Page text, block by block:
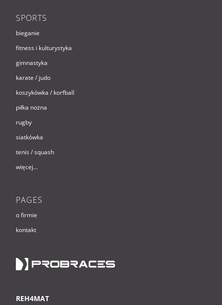
SPORTS
bieganie
fitness i kulturystyka
gimnastyka
karate / judo
koszykówka / korfball
piłka nożna
rugby
siatkówka
tenis / squash
więcej…
PAGES
o firmie
kontakt
REH4MAT